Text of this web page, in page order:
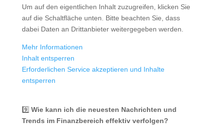
Um auf den eigentlichen Inhalt zuzugreifen, klicken Sie
auf die Schaltfläche unten. Bitte beachten Sie, dass
dabei Daten an Drittanbieter weitergegeben werden.
Mehr Informationen
Inhalt entsperren
Erforderlichen Service akzeptieren und Inhalte
entsperren
9️⃣ Wie kann ich die neuesten Nachrichten und
Trends im Finanzbereich effektiv verfolgen?